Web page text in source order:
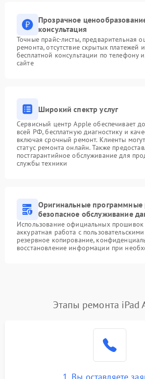
Прозрачное
консультация
Точные прайс-листы, предварительная
ремонта, отсутствие скрытых платежей
бесплатной консультации по телефону
сайте
Широкий спектр услуг
Сервисный центр Apple обеспечивает
всей РФ, бесплатную диагностику и
включая срочный ремонт. Клиенты
статус ремонта онлайн. Также
постгарантийное обслуживание для
службы техники
Оригинальные программные
безопасное обслуживание
Использование официальных прошивок
аккуратная работа с
резервное копирование,
восстановление информации при
Этапы ремонта iPad